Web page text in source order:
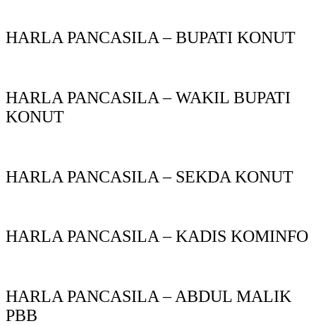
HARLA PANCASILA – BUPATI KONUT
HARLA PANCASILA – WAKIL BUPATI
KONUT
HARLA PANCASILA – SEKDA KONUT
HARLA PANCASILA – KADIS KOMINFO
HARLA PANCASILA – ABDUL MALIK
PBB